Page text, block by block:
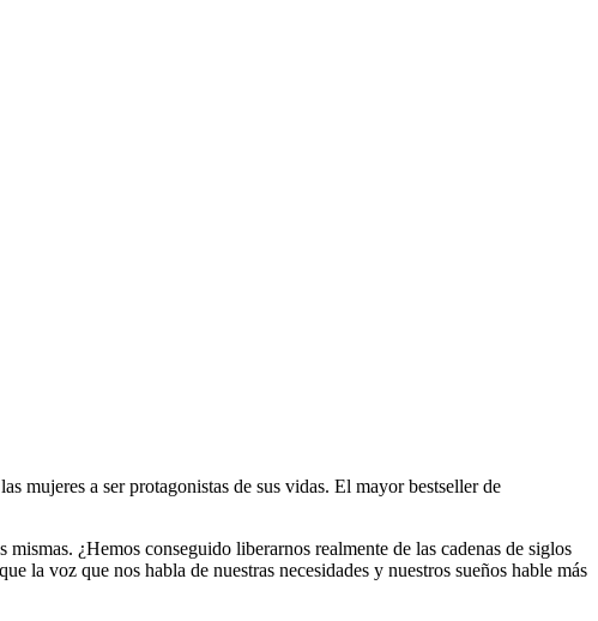
mujeres a ser protagonistas de sus vidas. El mayor bestseller de
¿Hemos conseguido liberarnos realmente de las cadenas de siglos
la voz que nos habla de nuestras necesidades y nuestros sueños hable más